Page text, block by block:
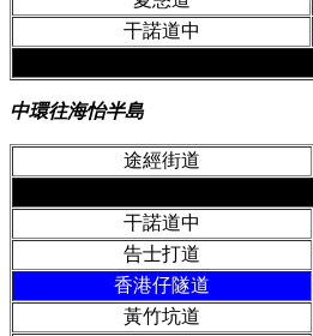
干諾道中
中環往海怡半島
途經街道
干諾道中
告士打道
香港仔隧道
黃竹坑道